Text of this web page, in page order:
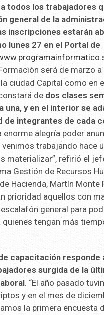
todos los trabajadores
general de la
inscripciones estarán
lunes 27 en el Portal de
será de marzo
ciudad Capital como en
de dos clases
una, y en el interior se
de integrantes de cada
enorme alegría poder
venimos trabajando hace
materializar”, refirió el
Gestión de Recursos
Hacienda, Martín Monte
prioridad aquellos con
general para
quienes tengan más
capacitación responde
surgida de la
. “El año pasado
y en el mes de
la primera encuesta